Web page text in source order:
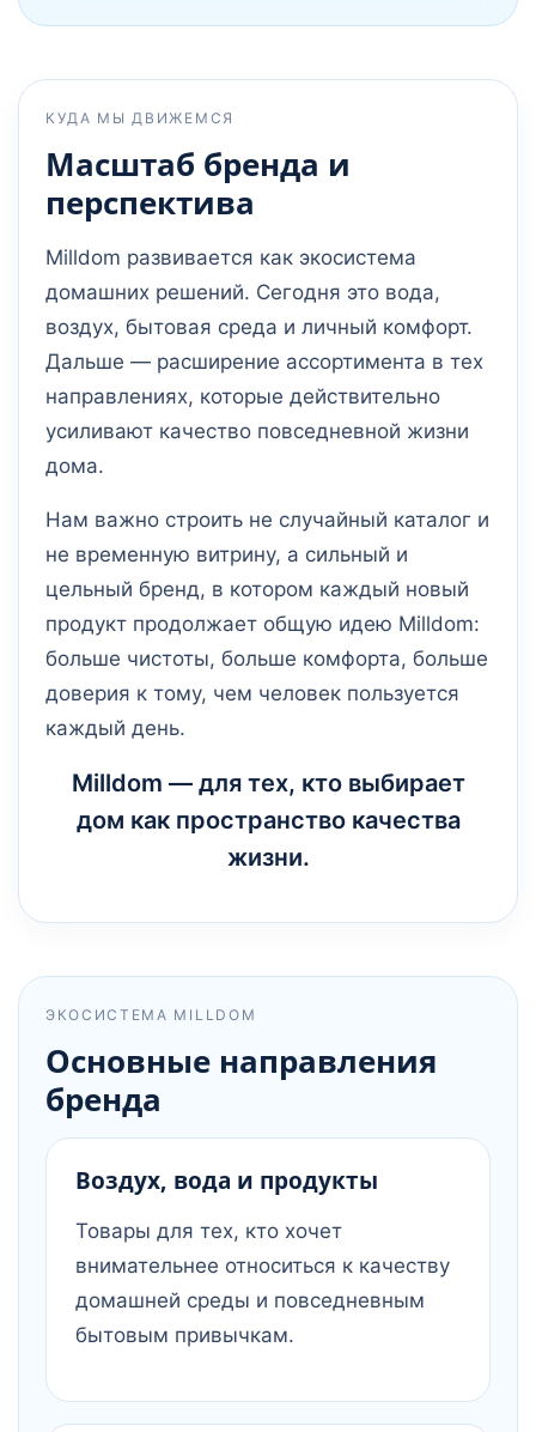
КУДА МЫ ДВИЖЕМСЯ
Масштаб бренда и
перспектива
Milldom развивается как экосистема
домашних решений. Сегодня это вода,
воздух, бытовая среда и личный комфорт.
Дальше — расширение ассортимента в тех
направлениях, которые действительно
усиливают качество повседневной жизни
дома.
Нам важно строить не случайный каталог и
не временную витрину, а сильный и
цельный бренд, в котором каждый новый
продукт продолжает общую идею Milldom:
больше чистоты, больше комфорта, больше
доверия к тому, чем человек пользуется
каждый день.
Milldom — для тех, кто выбирает
дом как пространство качества
жизни.
ЭКОСИСТЕМА MILLDOM
Основные направления
бренда
Воздух, вода и продукты
Товары для тех, кто хочет
внимательнее относиться к качеству
домашней среды и повседневным
бытовым привычкам.